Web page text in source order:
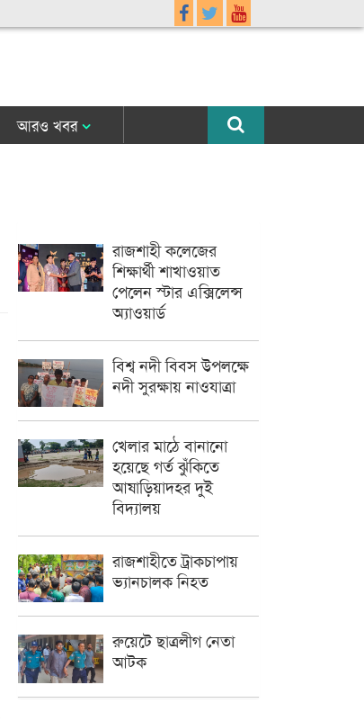
আরও খবর
রাজশাহী কলেজের
শিক্ষার্থী শাখাওয়াত
পেলেন স্টার এক্সিলেন্স
অ্যাওয়ার্ড
বিশ্ব নদী বিবস উপলক্ষে
নদী সুরক্ষায় নাওযাত্রা
খেলার মাঠে বানানো
হয়েছে গর্ত ঝুঁকিতে
আষাড়িয়াদহর দুই
বিদ্যালয়
রাজশাহীতে ট্রাকচাপায়
ভ্যানচালক নিহত
রুয়েটে ছাত্রলীগ নেতা
আটক